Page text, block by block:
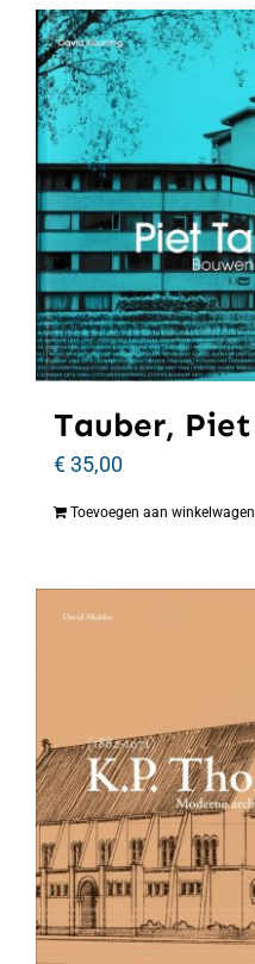
Tauber, Piet
€35,00
Toevoegen aan winkelwagen